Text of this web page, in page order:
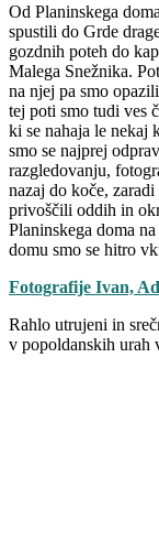
Od Planinskega
spustili do Grde
gozdnih poteh do
Malega Snežnika.
na njej pa smo
tej poti smo tudi ves
ki se nahaja le nekaj
smo se najprej
razgledovanju,
nazaj do koče,
privoščili oddih in
Planinskega doma
domu smo se hitro
Fotografije Ivan,
Rahlo utrujeni in
v popoldanskih urah